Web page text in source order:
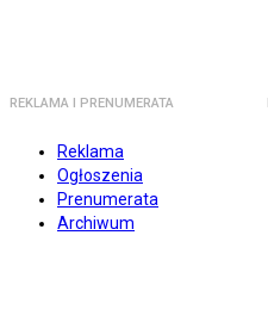
REKLAMA I PRENUMERATA
Reklama
Ogłoszenia
Prenumerata
Archiwum